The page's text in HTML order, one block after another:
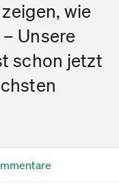
wie
Unsere
schon jetzt